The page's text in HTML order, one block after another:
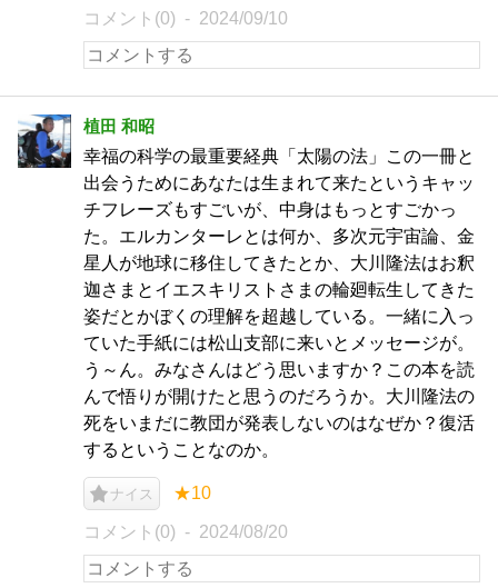
コメント(0) 2024/09/10
植田 和昭
幸福の科学の最重要経典「太陽の法」この一冊と
出会うためにあなたは生まれて来たというキャッ
チフレーズもすごいが、中身はもっとすごかっ
た。エルカンターレとは何か、多次元宇宙論、金
星人が地球に移住してきたとか、大川隆法はお釈
迦さまとイエスキリストさまの輪廻転生してきた
姿だとかぼくの理解を超越している。一緒に入っ
ていた手紙には松山支部に来いとメッセージが。
う～ん。みなさんはどう思いますか？この本を読
んで悟りが開けたと思うのだろうか。大川隆法の
死をいまだに教団が発表しないのはなぜか？復活
するということなのか。
ナイス ★10
コメント(0) 2024/08/20